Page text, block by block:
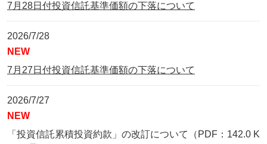
7月28日付投資信託基準価額の下落について
2026/7/28
NEW
7月27日付投資信託基準価額の下落について
2026/7/27
NEW
「投資信託累積投資約款」の改訂について（PDF：142.0 K